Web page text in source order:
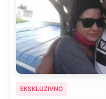
EKSKLUZIVNO